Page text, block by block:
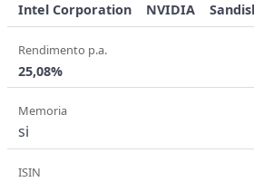
Intel Corporation NVIDIA
Rendimento p.a.
25,08%
Memoria
si
ISIN